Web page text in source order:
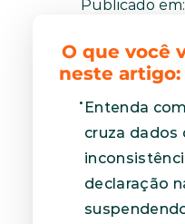
Publicado em:
O que você
neste artigo:
Entenda
cruza dados
declaração